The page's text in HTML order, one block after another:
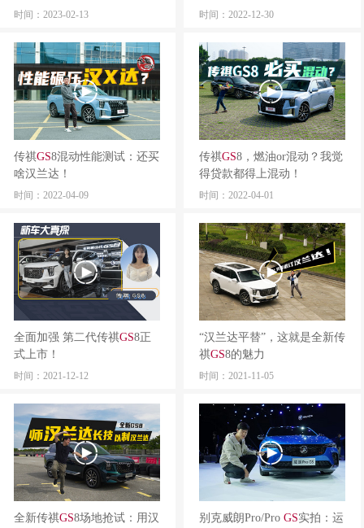
时间：2023-02-13 时间：2022-12-30
传祺GS8混动性能测试：还买
啥汉兰达！
时间：2022-04-09
传祺GS8，燃油or混动？我觉
得贷款都得上混动！
时间：2022-04-01
全面加强 第二代传祺GS8正
式上市！
时间：2021-12-12
“汉兰达平替”，这就是全新传
祺GS8的魅力
时间：2021-11-05
全新传祺GS8场地抢试：用汉 别克威朗Pro/Pro GS实拍：运